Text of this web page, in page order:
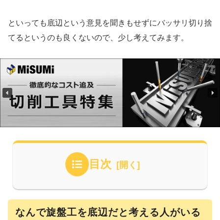
といっても底辺という意見を聞きもせずにバッサリ切り捨
てるというのも良くないので、少し考えてみます。
目次
なんで旋盤工を底辺だと考える人がいる